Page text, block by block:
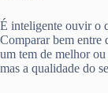
É inteligente ouvir o
Comparar bem entre
um tem de melhor
mas a qualidade do